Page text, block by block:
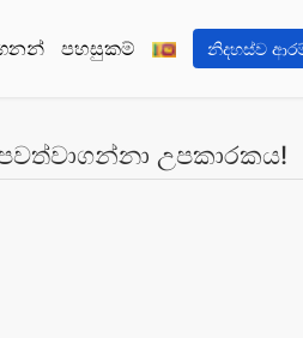
පහසුකම් නිදහස්ව
උපකාරකය!